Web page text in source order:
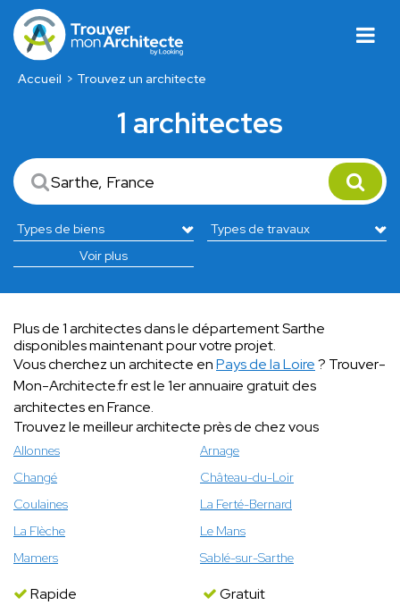
Accueil Trouvez un architecte
1 architectes
Voir plus
Plus de 1 architectes dans le département Sarthe
disponibles maintenant pour votre projet.
Vous cherchez un architecte enPays de la Loire? Trouver-
Mon-Architecte.fr est le 1er annuaire gratuit des
architectes en France.
Trouvez le meilleur architecte près de chez vous
Allonnes
Arnage
Changé
Château-du-Loir
Coulaines
La Ferté-Bernard
La Flèche
Le Mans
Mamers
Sablé-sur-Sarthe
Rapide
Gratuit